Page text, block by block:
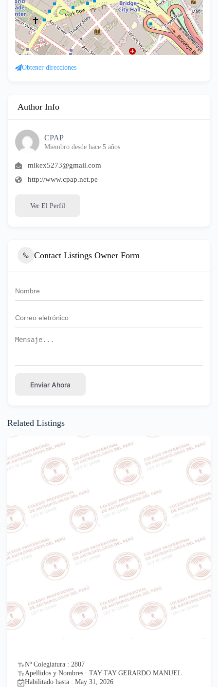
Obtener direcciones
Author Info
CPAP
Miembro desde hace 5 años
mikex5273@gmail.com
http://www.cpap.net.pe
Ver El Perfil
Contact Listings Owner Form
Enviar Ahora
Related Listings
Nº Colegiatura : 2807
Apellidos y Nombres : TAY TAY GERARDO MANUEL
Habilitado hasta : May 31, 2026